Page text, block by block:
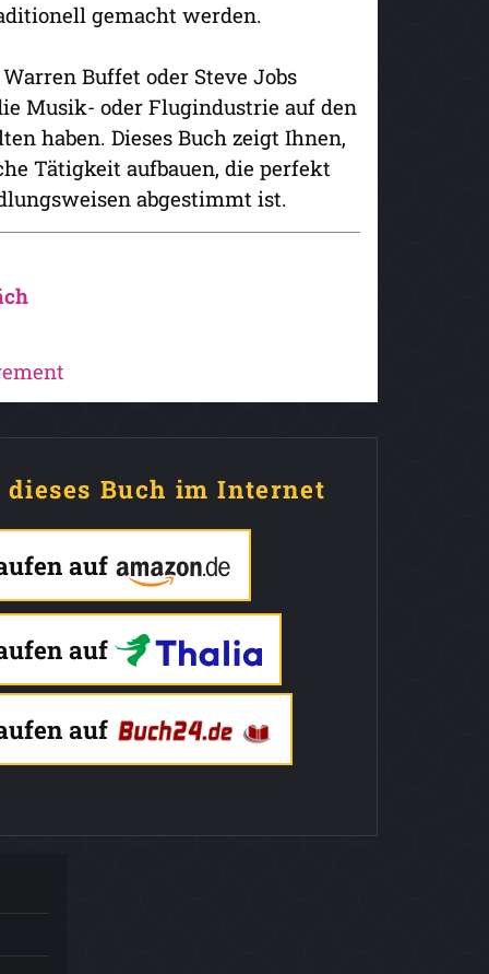
gemacht werden.
Buffet oder Steve Jobs
Musik- oder Flugindustrie auf den
haben. Dieses Buch zeigt Ihnen,
Tätigkeit aufbauen, die perfekt
abgestimmt ist.
dieses Buch im Internet
auf
auf
auf